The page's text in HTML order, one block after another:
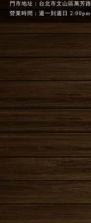
門市地址：台北市文山區萬芳
營業時間：週一到週日